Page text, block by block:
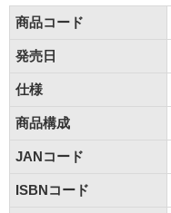
商品コード
発売日
仕様
商品構成
JANコード
ISBNコード